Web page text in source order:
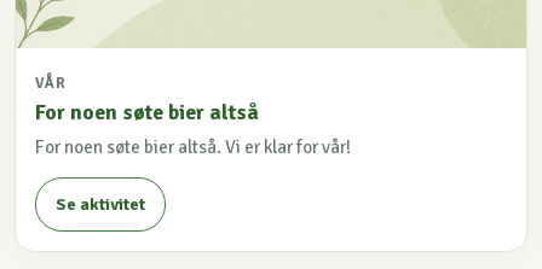
VÅR
For noen søte bier altså
For noen søte bier altså. Vi er klar for vår!
Se aktivitet